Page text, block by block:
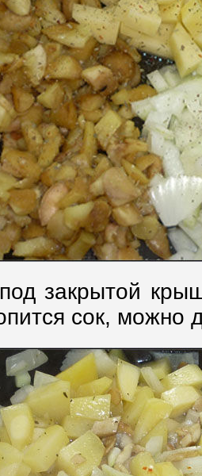
закрытой
сок, можно